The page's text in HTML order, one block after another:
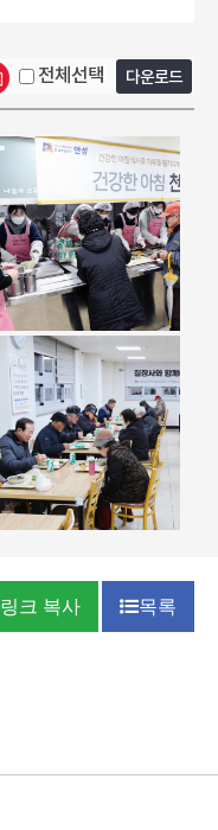
전체선택 다운로드
링크 복사 목록